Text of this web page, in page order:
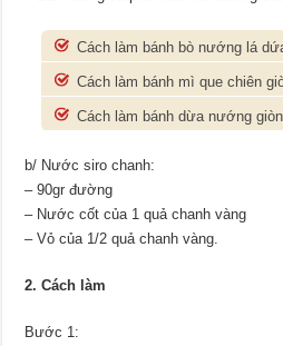
Cách làm bánh bò nướng lá
Cách làm bánh mì que chiên
Cách làm bánh dừa nướng
b/ Nước siro chanh:
– 90gr đường
– Nước cốt của 1 quả chanh vàng
– Vỏ của 1/2 quả chanh vàng.
2. Cách làm
Bước 1: